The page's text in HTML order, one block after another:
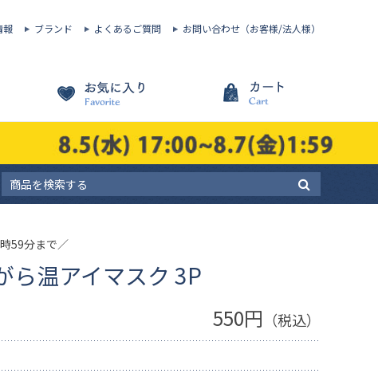
報 ブランド よくあるご質問 お問い合わせ（お客様/法人様）
59分まで／
ら温アイマスク 3P
550円 （税込）